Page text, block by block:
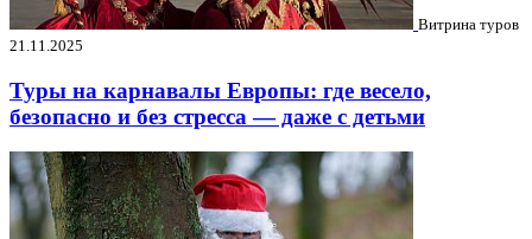
Витрина туров
21.11.2025
Туры на карнавалы Европы: где весело,
безопасно и без стресса — даже с детьми